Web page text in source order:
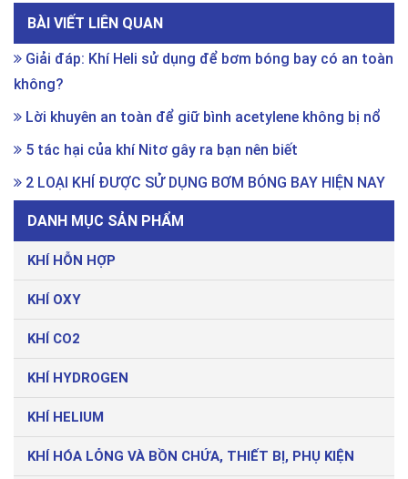
BÀI VIẾT LIÊN QUAN
Giải đáp: Khí Heli sử dụng để bơm bóng bay có an toàn
không?
Lời khuyên an toàn để giữ bình acetylene không bị nổ
5 tác hại của khí Nitơ gây ra bạn nên biết
2 LOẠI KHÍ ĐƯỢC SỬ DỤNG BƠM BÓNG BAY HIỆN NAY
DANH MỤC SẢN PHẨM
KHÍ HỖN HỢP
KHÍ OXY
KHÍ CO2
KHÍ HYDROGEN
KHÍ HELIUM
KHÍ HÓA LỎNG VÀ BỒN CHỨA, THIẾT BỊ, PHỤ KIỆN